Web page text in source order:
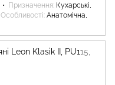
Призначення Кухарські,
Особливості Анатомічна,